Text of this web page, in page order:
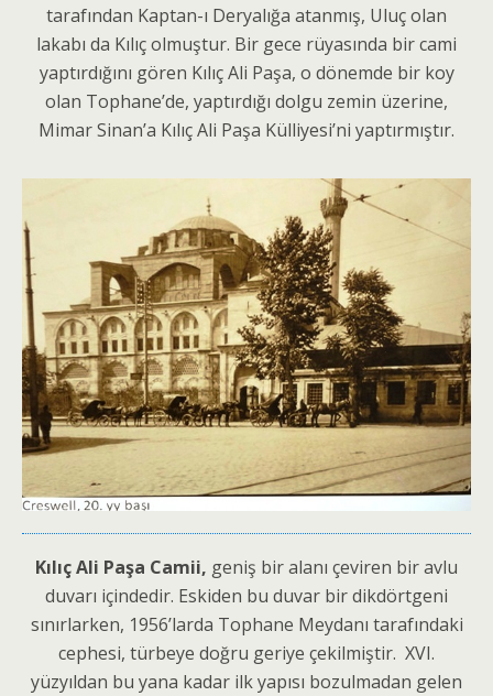
tarafından Kaptan-ı Deryalığa atanmış, Uluç olan
lakabı da Kılıç olmuştur. Bir gece rüyasında bir cami
yaptırdığını gören Kılıç Ali Paşa, o dönemde bir koy
olan Tophane’de, yaptırdığı dolgu zemin üzerine,
Mimar Sinan’a Kılıç Ali Paşa Külliyesi’ni yaptırmıştır.
Kılıç Ali Paşa Camii, geniş bir alanı çeviren bir avlu
duvarı içindedir. Eskiden bu duvar bir dikdörtgeni
sınırlarken, 1956’larda Tophane Meydanı tarafındaki
cephesi, türbeye doğru geriye çekilmiştir. XVI.
yüzyıldan bu yana kadar ilk yapısı bozulmadan gelen